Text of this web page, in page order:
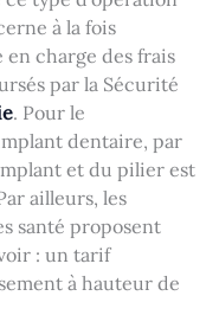
à la fois
charge des frais
par la Sécurité
. Pour le
dentaire, par
et du pilier est
ailleurs, les
santé proposent
: un tarif
à hauteur de